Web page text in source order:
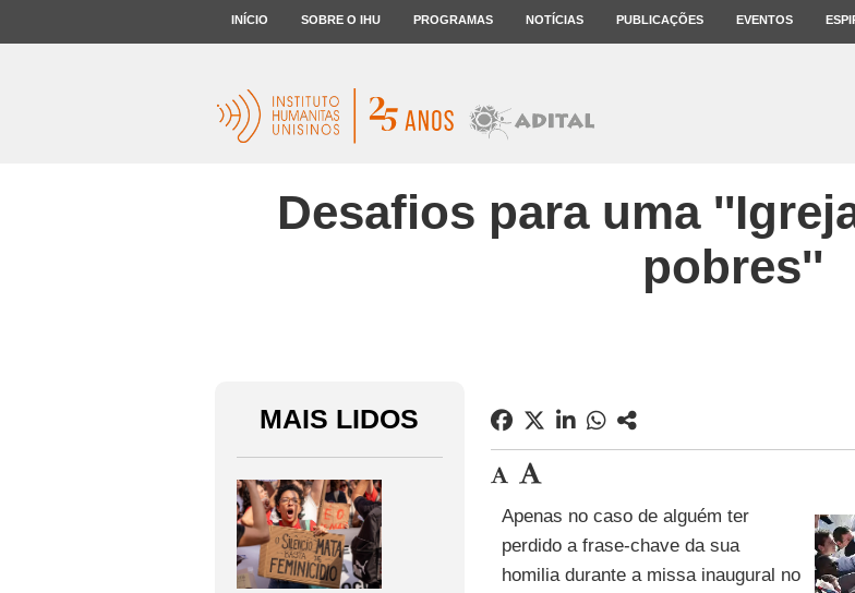
INÍCIO SOBRE O IHU PROGRAMAS NOTÍCIAS PUBLICAÇÕES EVENTOS
Desafios para uma
pobres''
MAIS LIDOS
Apenas no caso de alguém ter
perdido a frase-chave da sua
homilia durante a missa inaugural no